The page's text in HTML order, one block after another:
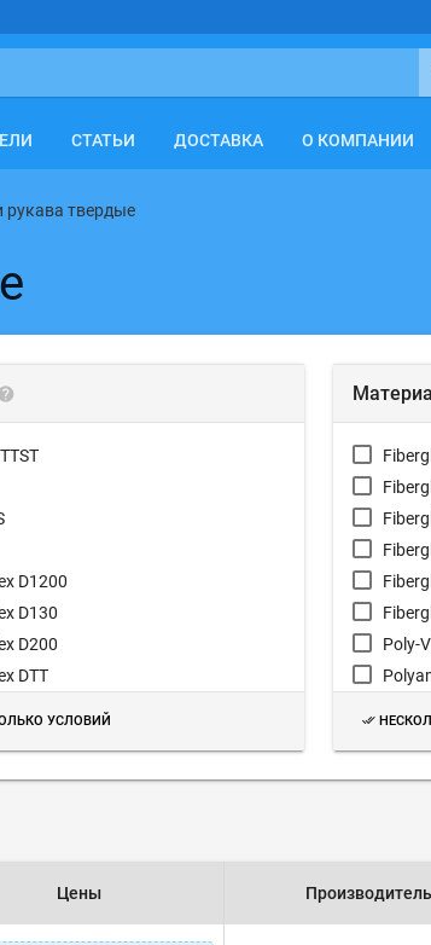
СТАТЬИ ДОСТАВКА О КОМПАНИИ
рукава твердые
D1200
D130
D200
DTT
TFT-200
TFT-250
УСЛОВИЙ
Poly-
Цены Производитель